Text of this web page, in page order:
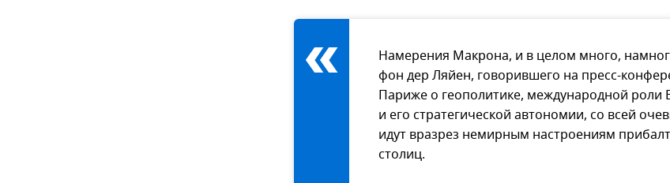
Намерения Макрона, и в целом много,
фон дер Ляйен, говорившего на пресс-
Париже о геополитике, международной роли
и его стратегической автономии, со всей
идут вразрез немирным настроениям
столиц.